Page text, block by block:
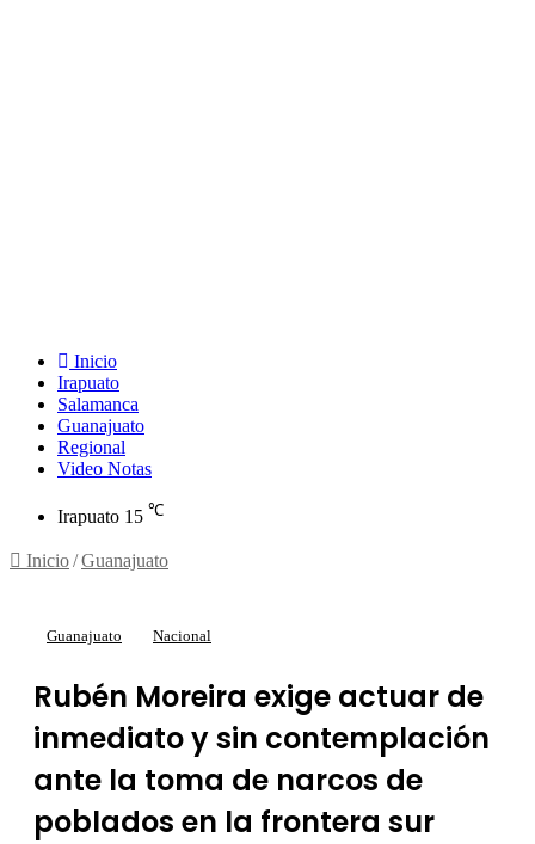
Inicio
Irapuato
Salamanca
Guanajuato
Regional
Video Notas
Irapuato 15 ℃
Inicio/Guanajuato
Guanajuato Nacional
Rubén Moreira exige actuar de
inmediato y sin contemplación
ante la toma de narcos de
poblados en la frontera sur